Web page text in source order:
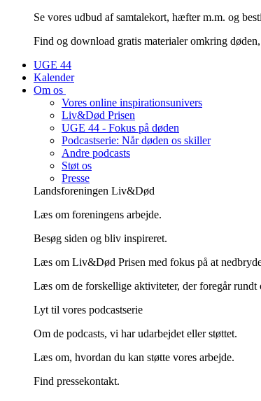
Se vores udbud af samtalekort, hæfter m.m. og
Find og download gratis materialer omkring
UGE 44
Kalender
Om os
Vores online inspirationsunivers
Liv&Død Prisen
UGE 44 - Fokus på døden
Podcastserie: Når døden os skiller
Andre podcasts
Støt os
Presse
Landsforeningen Liv&Død
Læs om foreningens arbejde.
Besøg siden og bliv inspireret.
Læs om Liv&Død Prisen med fokus på at
Læs om de forskellige aktiviteter, der foregår rundt
Lyt til vores podcastserie
Om de podcasts, vi har udarbejdet eller støttet.
Læs om, hvordan du kan støtte vores arbejde.
Find pressekontakt.